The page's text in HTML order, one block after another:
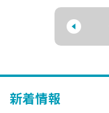
新着情報